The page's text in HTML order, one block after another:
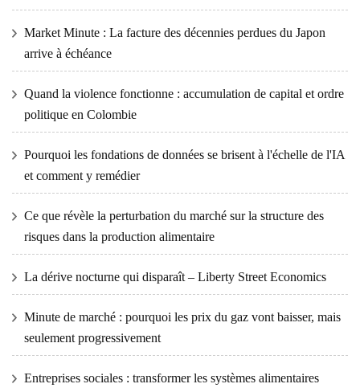
Market Minute : La facture des décennies perdues du Japon
arrive à échéance
Quand la violence fonctionne : accumulation de capital et ordre
politique en Colombie
Pourquoi les fondations de données se brisent à l'échelle de l'IA
et comment y remédier
Ce que révèle la perturbation du marché sur la structure des
risques dans la production alimentaire
La dérive nocturne qui disparaît – Liberty Street Economics
Minute de marché : pourquoi les prix du gaz vont baisser, mais
seulement progressivement
Entreprises sociales : transformer les systèmes alimentaires